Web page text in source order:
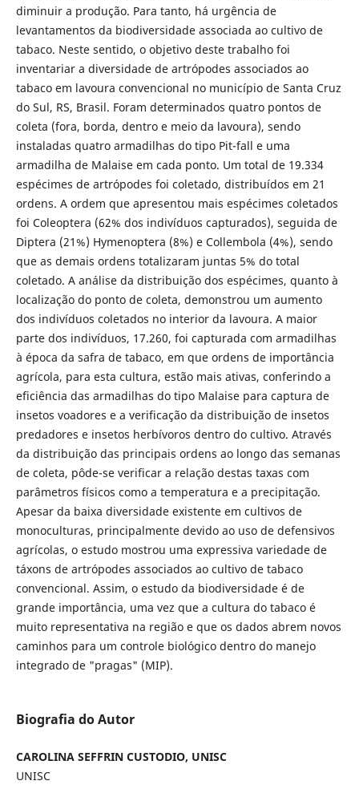
diminuir a produção. Para tanto, há urgência de
levantamentos da biodiversidade associada ao cultivo de
tabaco. Neste sentido, o objetivo deste trabalho foi
inventariar a diversidade de artrópodes associados ao
tabaco em lavoura convencional no município de Santa Cruz
do Sul, RS, Brasil. Foram determinados quatro pontos de
coleta (fora, borda, dentro e meio da lavoura), sendo
instaladas quatro armadilhas do tipo Pit-fall e uma
armadilha de Malaise em cada ponto. Um total de 19.334
espécimes de artrópodes foi coletado, distribuídos em 21
ordens. A ordem que apresentou mais espécimes coletados
foi Coleoptera (62% dos indivíduos capturados), seguida de
Diptera (21%) Hymenoptera (8%) e Collembola (4%), sendo
que as demais ordens totalizaram juntas 5% do total
coletado. A análise da distribuição dos espécimes, quanto à
localização do ponto de coleta, demonstrou um aumento
dos indivíduos coletados no interior da lavoura. A maior
parte dos indivíduos, 17.260, foi capturada com armadilhas
à época da safra de tabaco, em que ordens de importância
agrícola, para esta cultura, estão mais ativas, conferindo a
eficiência das armadilhas do tipo Malaise para captura de
insetos voadores e a verificação da distribuição de insetos
predadores e insetos herbívoros dentro do cultivo. Através
da distribuição das principais ordens ao longo das semanas
de coleta, pôde-se verificar a relação destas taxas com
parâmetros físicos como a temperatura e a precipitação.
Apesar da baixa diversidade existente em cultivos de
monoculturas, principalmente devido ao uso de defensivos
agrícolas, o estudo mostrou uma expressiva variedade de
táxons de artrópodes associados ao cultivo de tabaco
convencional. Assim, o estudo da biodiversidade é de
grande importância, uma vez que a cultura do tabaco é
muito representativa na região e que os dados abrem novos
caminhos para um controle biológico dentro do manejo
integrado de "pragas" (MIP).
Biografia do Autor
CAROLINA SEFFRIN CUSTODIO, UNISC
UNISC